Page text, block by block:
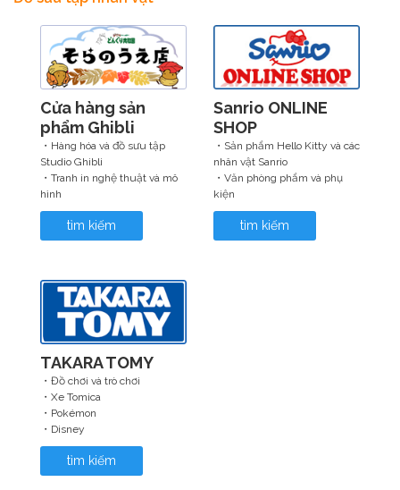
Cửa hàng sản
phẩm Ghibli
・Hàng hóa và đồ sưu tập
Studio Ghibli
・Tranh in nghệ thuật và mô
hình
tìm kiếm
Sanrio ONLINE
SHOP
・Sản phẩm Hello Kitty và các
nhân vật Sanrio
・Văn phòng phẩm và phụ
kiện
tìm kiếm
TAKARA TOMY
・Đồ chơi và trò chơi
・Xe Tomica
・Pokémon
・Disney
tìm kiếm